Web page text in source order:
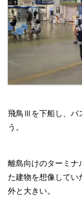
飛鳥Ⅲを下船し、バ
う。
離島向けのターミナ
た建物を想像してい
外と大きい。